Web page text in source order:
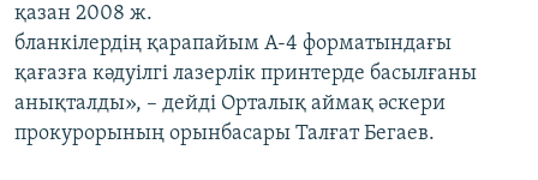
қазан 2008 ж.
бланкілердің қарапайым А-4 форматындағы
қағазға кәдуілгі лазерлік принтерде басылғаны
анықталды», – дейді Орталық аймақ әскери
прокурорының орынбасары Талғат Бегаев.